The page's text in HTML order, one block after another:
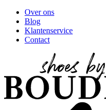
Over ons
Blog
Klantenservice
Contact